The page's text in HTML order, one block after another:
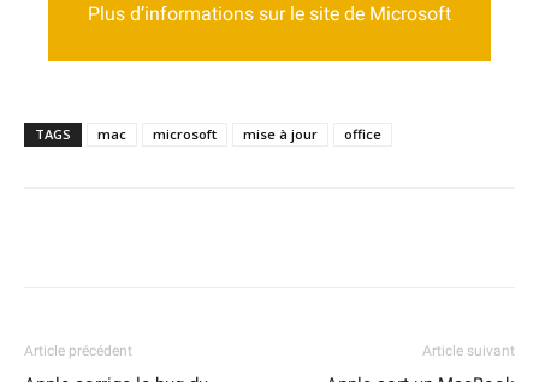
Plus d’informations sur le site de Microsoft
TAGS mac microsoft mise à jour office
Article précédent Article suivant